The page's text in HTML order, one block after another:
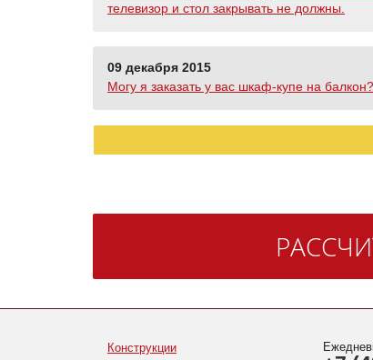
телевизор и стол закрывать не должны.
09 декабря 2015
Могу я заказать у вас шкаф-купе на
Конструкции